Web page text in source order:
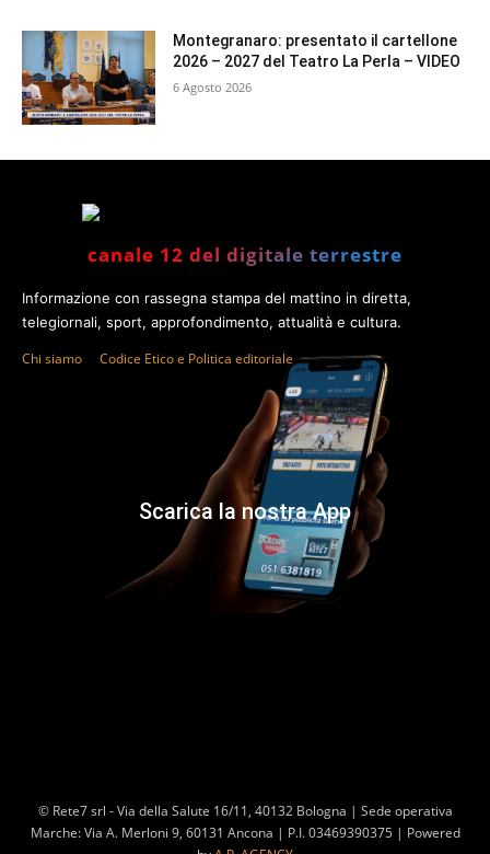
Montegranaro: presentato il cartellone
2026 – 2027 del Teatro La Perla – VIDEO
6 Agosto 2026
canale 12 del digitale terrestre
Informazione con rassegna stampa del mattino in diretta,
telegiornali, sport, approfondimento, attualità e cultura.
Chi siamo Codice Etico e Politica editoriale
Scarica la nostra App
© Rete7 srl - Via della Salute 16/11, 40132 Bologna | Sede operativa
Marche: Via A. Merloni 9, 60131 Ancona | P.I. 03469390375 | Powered